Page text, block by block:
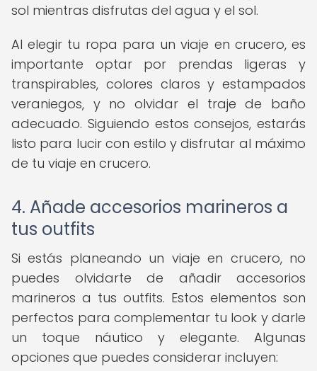
sol mientras disfrutas del agua y el sol.
Al elegir tu ropa para un viaje en crucero, es
importante optar por prendas ligeras y
transpirables, colores claros y estampados
veraniegos, y no olvidar el traje de baño
adecuado. Siguiendo estos consejos, estarás
listo para lucir con estilo y disfrutar al máximo
de tu viaje en crucero.
4. Añade accesorios marineros a
tus outfits
Si estás planeando un viaje en crucero, no
puedes olvidarte de añadir accesorios
marineros a tus outfits. Estos elementos son
perfectos para complementar tu look y darle
un toque náutico y elegante. Algunas
opciones que puedes considerar incluyen: